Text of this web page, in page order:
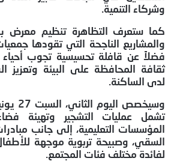
وشركاء التنمية.
كما ستعرف التظاهرة تنظيم معرض
والمشاريع الناجحة التي تقودها
فضلاً عن قافلة تحسيسية تجوب أحياء
ثقافة المحافظة على البيئة وتعزيز
لدى الساكنة.
تشمل عمليات التشجير وتهيئة
المؤسسات التعليمية، إلى جانب
السقي، وصبيحة تربوية موجهة
لفائدة مختلف فئات المجتمع.